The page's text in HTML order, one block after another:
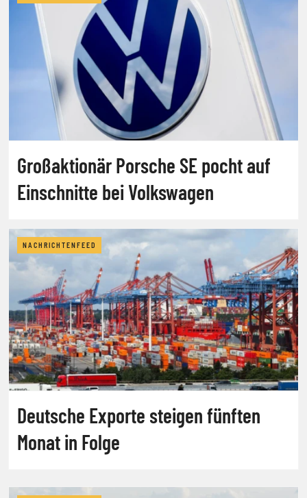
Großaktionär Porsche SE pocht auf
Einschnitte bei Volkswagen
NACHRICHTENFEED
Deutsche Exporte steigen fünften
Monat in Folge